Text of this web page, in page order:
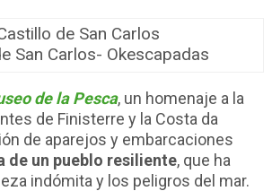
San Carlos- Okescapadas
de la Pesca, un homenaje a la
de Finisterre y la Costa da
de aparejos y embarcaciones
de un pueblo resiliente, que ha
indómita y los peligros del mar.